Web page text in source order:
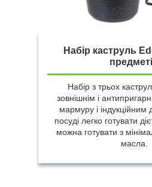
Набір каструль
Набір з трьох
зовнішнім і
мармуру і
посуді легко готувати
можна готувати з
масла.